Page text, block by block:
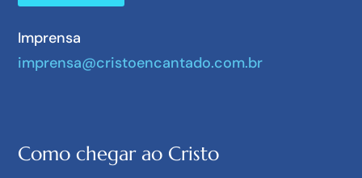
Imprensa
imprensa@cristoencantado.com.br
Como chegar ao Cristo